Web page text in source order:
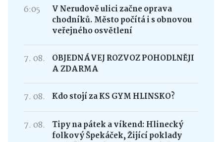
6:05
V Nerudově ulici začne oprava
chodníků. Město počítá i s obnovou
veřejného osvětlení
7. 08.
OBJEDNÁVEJ ROZVOZ POHODLNĚJI
A ZDARMA
7. 08. Kdo stojí za KS GYM HLINSKO?
7. 08.
Tipy na pátek a víkend: Hlinecký
folkový Špekáček, Žijící poklady